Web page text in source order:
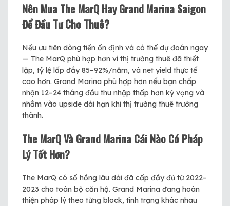
Nên Mua The MarQ Hay Grand Marina Saigon
Để Đầu Tư Cho Thuê?
Nếu ưu tiên dòng tiền ổn định và có thể dự đoán ngay
— The MarQ phù hợp hơn vì thị trường thuê đã thiết
lập, tỷ lệ lấp đầy 85–92%/năm, và net yield thực tế
cao hơn. Grand Marina phù hợp hơn nếu bạn chấp
nhận 12–24 tháng đầu thu nhập thấp hơn kỳ vọng và
nhắm vào upside dài hạn khi thị trường thuê trưởng
thành.
The MarQ Và Grand Marina Cái Nào Có Pháp
Lý Tốt Hơn?
The MarQ có sổ hồng lâu dài đã cấp đầy đủ từ 2022–
2023 cho toàn bộ căn hộ. Grand Marina đang hoàn
thiện pháp lý theo từng block, tình trạng khác nhau